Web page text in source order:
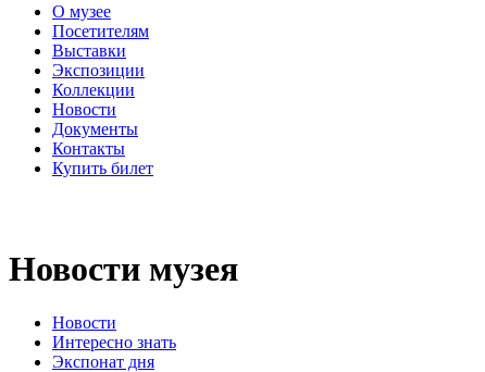
О музее
Посетителям
Выставки
Экспозиции
Коллекции
Новости
Документы
Контакты
Купить билет
Новости музея
Новости
Интересно знать
Экспонат дня